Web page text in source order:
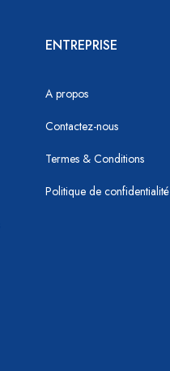
ENTREPRISE
A propos
Contactez-nous
Termes & Conditions
Politique de confidentialité